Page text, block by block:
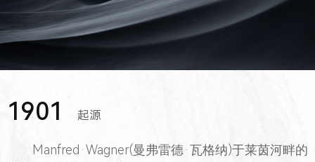
1901 起源
Manfred·Wagner(曼弗雷德·瓦格纳)于莱茵河畔的